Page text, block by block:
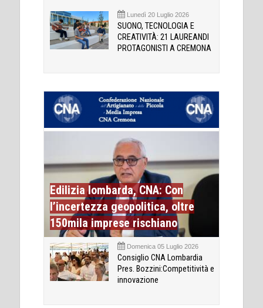
Lunedì 20 Luglio 2026
SUONO, TECNOLOGIA E
CREATIVITÀ: 21 LAUREANDI
PROTAGONISTI A CREMONA
Edilizia lombarda, CNA: Con
l’incertezza geopolitica, oltre
150mila imprese rischiano
Domenica 05 Luglio 2026
Consiglio CNA Lombardia
Pres. Bozzini:Competitività e
innovazione